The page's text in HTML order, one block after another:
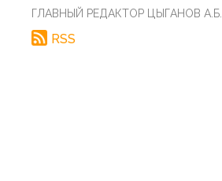
ГЛАВНЫЙ РЕДАКТОР ЦЫГАНОВ А.Б.
RSS